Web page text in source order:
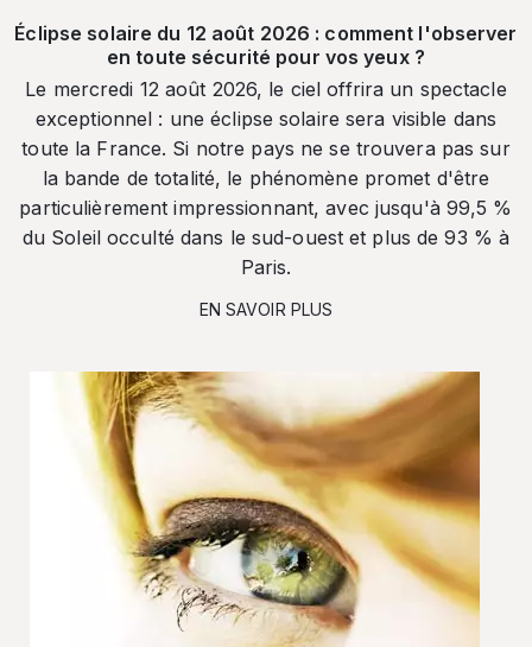
Éclipse solaire du 12 août 2026 : comment l'observer
en toute sécurité pour vos yeux ?
Le mercredi 12 août 2026, le ciel offrira un spectacle
exceptionnel : une éclipse solaire sera visible dans
toute la France. Si notre pays ne se trouvera pas sur
la bande de totalité, le phénomène promet d'être
particulièrement impressionnant, avec jusqu'à 99,5 %
du Soleil occulté dans le sud-ouest et plus de 93 % à
Paris.
EN SAVOIR PLUS